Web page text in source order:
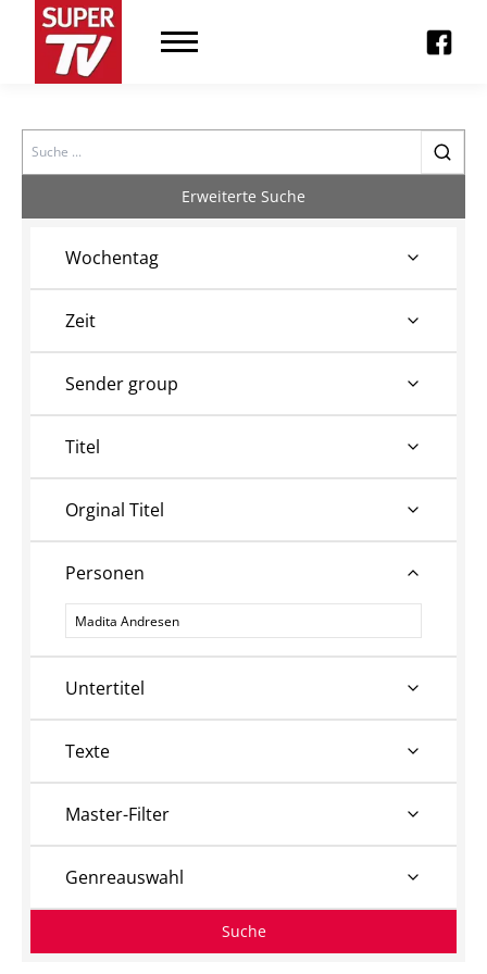
Search
Erweiterte Suche
Wochentag
Zeit
Sender group
Titel
Orginal Titel
Personen
Personen
Untertitel
Texte
Master-Filter
Genreauswahl
Suche